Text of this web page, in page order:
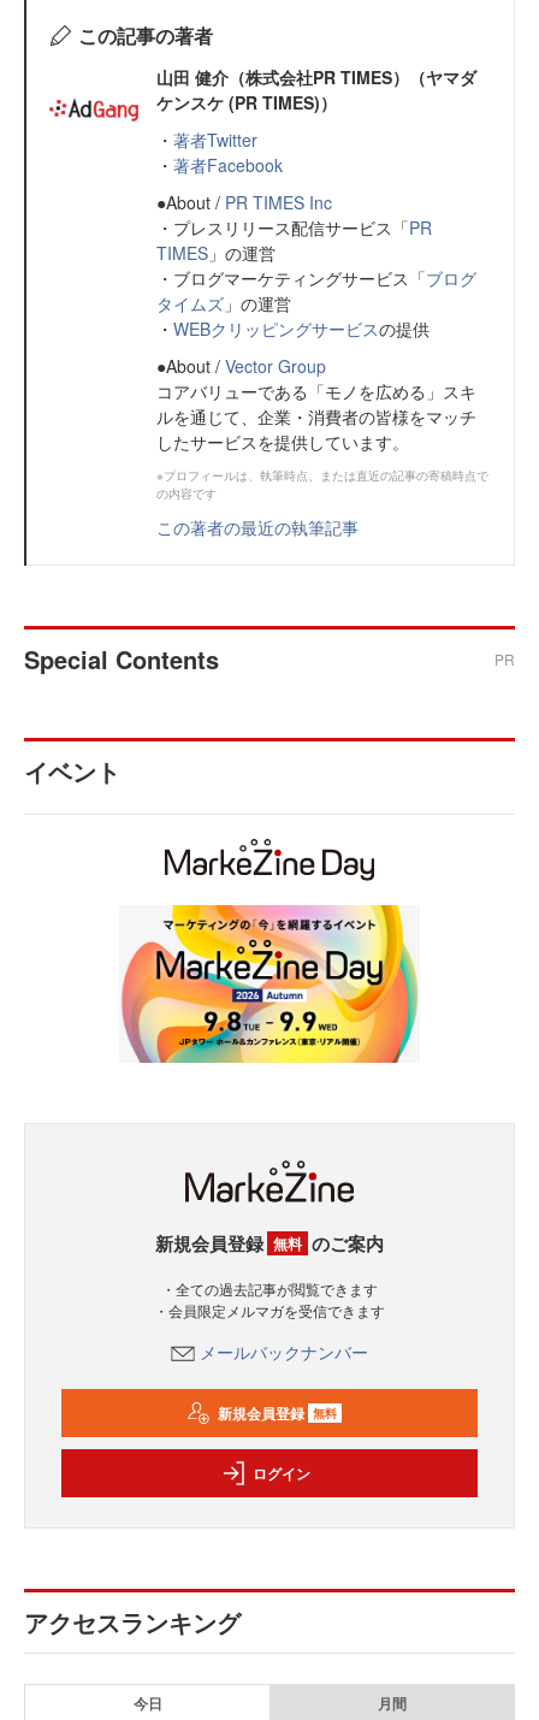
この記事の著者
山田 健介（株式会社PR TIMES）（ヤマダ
ケンスケ (PR TIMES)）
・ 著者Twitter
・ 著者Facebook
●About / PR TIMES Inc
・プレスリリース配信サービス「PR
TIMES 」の運営
・ブログマーケティングサービス「ブログ
タイムズ 」の運営
・ WEBクリッピングサービスの提供
●About / Vector Group
コアバリューである「モノを広める」スキ
ルを通じて、企業・消費者の皆様をマッチ
したサービスを提供しています。
※プロフィールは、執筆時点、または直近の記事の寄稿時点で
の内容です
この著者の最近の執筆記事
Special Contents PR
イベント
新規会員登録 無料 のご案内
・全ての過去記事が閲覧できます
・会員限定メルマガを受信できます
メールバックナンバー
新規会員登録 無料
ログイン
アクセスランキング
今日 月間